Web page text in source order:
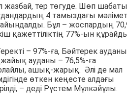
жазбай, тер төгуде. Шөп
4 тамыздағы
Бұл – жоспардың
қажеттіліктің 77%-ын
– 97%-ға, Бәйтерек
ауданы – 76,5%-ға
ашық-жарық. Әлі де мал
өткен кеңесте алдағы
– деді Рүстем Мүлкәйұлы.